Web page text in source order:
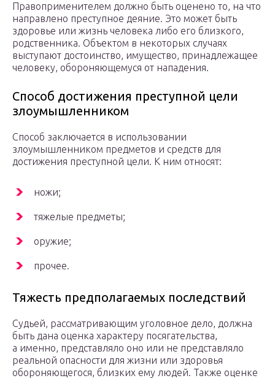
Правоприменителем должно быть оценено то, на что
направлено преступное деяние. Это может быть
здоровье или жизнь человека либо его близкого,
родственника. Объектом в некоторых случаях
выступают достоинство, имущество, принадлежащее
человеку, обороняющемуся от нападения.
Способ достижения преступной цели
злоумышленником
Способ заключается в использовании
злоумышленником предметов и средств для
достижения преступной цели. К ним относят:
ножи;
тяжелые предметы;
оружие;
прочее.
Тяжесть предполагаемых последствий
Судьей, рассматривающим уголовное дело, должна
быть дана оценка характеру посягательства,
а именно, представляло оно или не представляло
реальной опасности для жизни или здоровья
обороняющегося, близких ему людей. Также оценке